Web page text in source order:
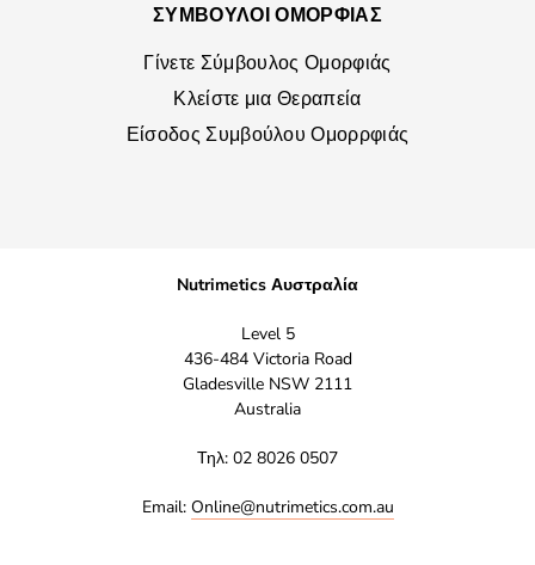
ΣΥΜΒΟΥΛΟΙ ΟΜΟΡΦΙΑΣ
Γίνετε Σύμβουλος Ομορφιάς
Κλείστε μια Θεραπεία
Είσοδος Συμβούλου Ομορρφιάς
Nutrimetics Αυστραλία
Level 5
436-484 Victoria Road
Gladesville NSW 2111
Australia
Τηλ: 02 8026 0507
Email: Online@nutrimetics.com.au